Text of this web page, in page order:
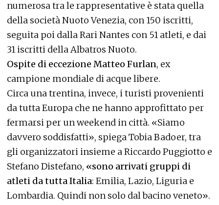
numerosa tra le rappresentative è stata quella
della società Nuoto Venezia, con 150 iscritti,
seguita poi dalla Rari Nantes con 51 atleti, e dai
31 iscritti della Albatros Nuoto.
Ospite di eccezione Matteo Furlan, ex
campione mondiale di acque libere.
Circa una trentina, invece, i turisti provenienti
da tutta Europa che ne hanno approfittato per
fermarsi per un weekend in città. «Siamo
davvero soddisfatti», spiega Tobia Badoer, tra
gli organizzatori insieme a Riccardo Puggiotto e
Stefano Distefano, «sono arrivati gruppi di
atleti da tutta Italia: Emilia, Lazio, Liguria e
Lombardia. Quindi non solo dal bacino veneto».